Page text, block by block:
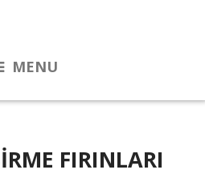
MENU
FIRINLARI